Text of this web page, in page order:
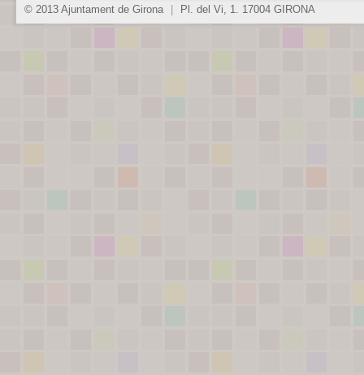
© 2013 Ajuntament de Girona Pl. del Vi, 1. 17004 GIRONA